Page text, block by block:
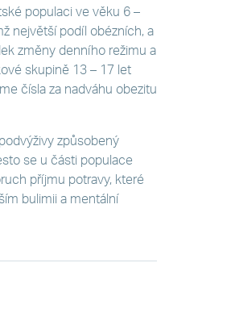
populaci ve věku 6 –
největší podíl obézních, a
změny denního režimu a
skupině 13 – 17 let
čísla za nadváhu obezitu
způsobený
se u části populace
příjmu potravy, které
bulimii a mentální